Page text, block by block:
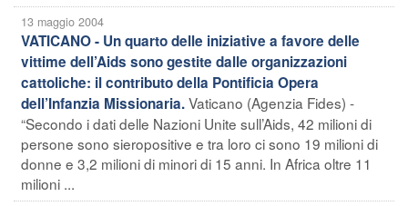
13 maggio 2004
VATICANO - Un quarto delle iniziative a favore delle
vittime dell’Aids sono gestite dalle organizzazioni
cattoliche: il contributo della Pontificia Opera
dell’Infanzia Missionaria.Vaticano (Agenzia Fides) -
“Secondo i dati delle Nazioni Unite sull’Aids, 42 milioni di
persone sono sieropositive e tra loro ci sono 19 milioni di
donne e 3,2 milioni di minori di 15 anni. In Africa oltre 11
milioni ...